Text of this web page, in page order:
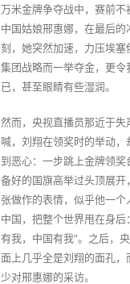
万米金牌争夺战中，赛前不
中国姑娘邢惠娜，在最后的
刻，她突然加速，力压埃塞
集团战略而一举夺金，更令
已，甚至眼睛有些湿润。
然而，央视直播员那近于失
喊，刘翔在领奖时的举动，
到恶心：一步跳上金牌领奖
备好的国旗高举过头顶展开
张做作的表情，似乎他一个
中国，把整个世界甩在身后
有我，中国有我”。之后，
面上几乎全是刘翔的面孔，
少对邢惠娜的采访。